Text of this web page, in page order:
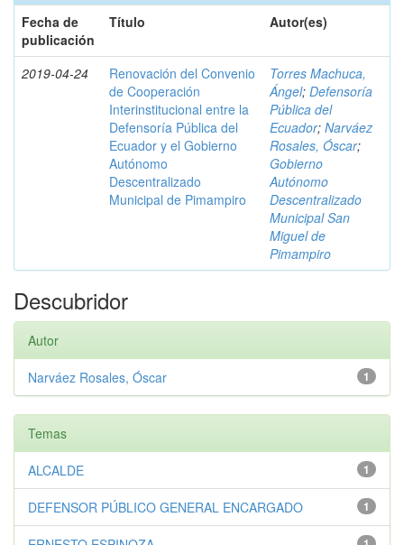
Fecha de
publicación
Título Autor(es)
2019-04-24
Renovación del Convenio
de Cooperación
Interinstitucional entre la
Defensoría Pública del
Ecuador y el Gobierno
Autónomo
Descentralizado
Municipal de Pimampiro
Torres Machuca,
Ángel; Defensoría
Pública del
Ecuador; Narváez
Rosales, Óscar;
Gobierno
Autónomo
Descentralizado
Municipal San
Miguel de
Pimampiro
Descubridor
Autor
1
Narváez Rosales, Óscar
Temas
1
ALCALDE
1
DEFENSOR PÚBLICO GENERAL ENCARGADO